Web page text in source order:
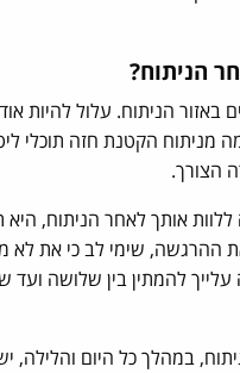
הניתוח?
באזור הניתוח. עלול
הקטנת חזה תוכלי
הצורך.
אותך לאחר הניתוח,
ההרגשה, שימי לב כי את לא
להמתין בין שלושה
במהלך כל היום והלילה,